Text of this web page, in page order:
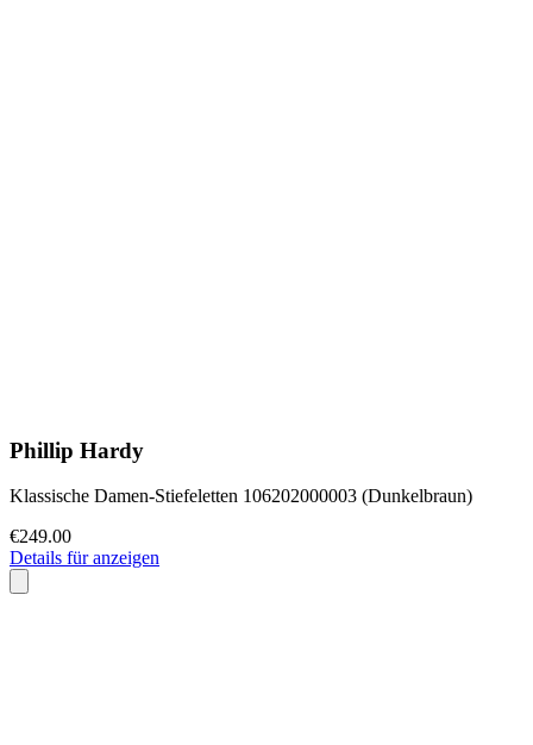
Phillip Hardy
Klassische Damen-Stiefeletten 106202000003 (Dunkelbraun)
€249.00
Details für anzeigen